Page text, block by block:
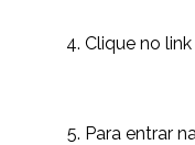
Clique no
Para entrar